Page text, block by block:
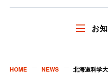
お
HOME NEWS
北海道科学